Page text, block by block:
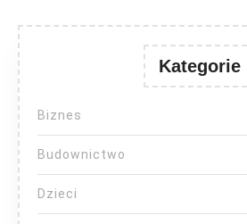
Kategorie
Biznes
Budownictwo
Dzieci